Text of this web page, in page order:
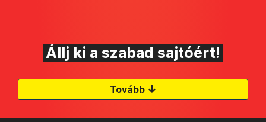
Állj ki a szabad sajtóért!
Tovább ↓